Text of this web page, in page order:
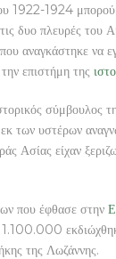
1922-1924
δυο πλευρές του
αναγκάστηκε να
επιστήμη της
σύμβουλος
των υστέρων
Ασίας είχαν
που έφθασε στην
1.100.000
της Λωζάννης.